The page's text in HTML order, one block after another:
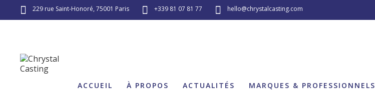
229 rue Saint-Honoré, 75001 Paris +339 81 07 81 77 hello@chrystalcasting.com
ACCUEIL À PROPOS ACTUALITÉS MARQUES & PROFESSIONNELS